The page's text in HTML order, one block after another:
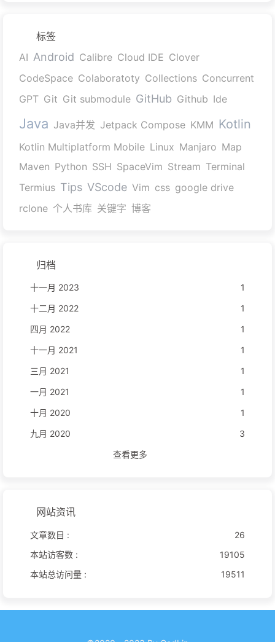
标签
AI Android Calibre Cloud IDE Clover
CodeSpace Colaboratoty Collections Concurrent
GPT Git Git submodule GitHub Github Ide
Java Java并发 Jetpack Compose KMM Kotlin
Kotlin Multiplatform Mobile Linux Manjaro Map
Maven Python SSH SpaceVim Stream Terminal
Termius Tips VScode Vim css google drive
rclone 个人书库 关键字 博客
归档
十一月 2023
1
十二月 2022
1
四月 2022
1
十一月 2021
1
三月 2021
1
一月 2021
1
十月 2020
1
九月 2020
3
查看更多
网站资讯
文章数目 :
26
本站访客数 :
19105
本站总访问量 :
19511